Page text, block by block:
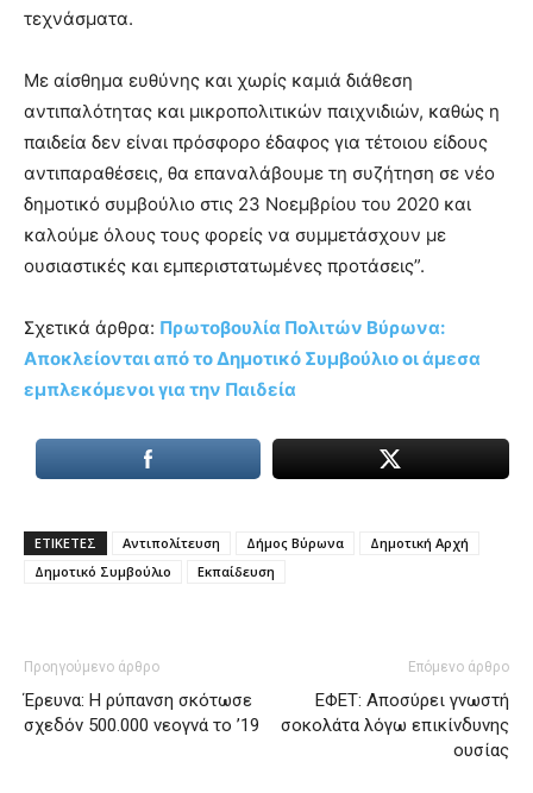
τεχνάσματα.
Με αίσθημα ευθύνης και χωρίς καμιά διάθεση
αντιπαλότητας και μικροπολιτικών παιχνιδιών, καθώς η
παιδεία δεν είναι πρόσφορο έδαφος για τέτοιου είδους
αντιπαραθέσεις, θα επαναλάβουμε τη συζήτηση σε νέο
δημοτικό συμβούλιο στις 23 Νοεμβρίου του 2020 και
καλούμε όλους τους φορείς να συμμετάσχουν με
ουσιαστικές και εμπεριστατωμένες προτάσεις”.
Σχετικά άρθρα: Πρωτοβουλία Πολιτών Βύρωνα:
Αποκλείονται από το Δημοτικό Συμβούλιο οι άμεσα
εμπλεκόμενοι για την Παιδεία
ΕΤΙΚΕΤΕΣ Αντιπολίτευση Δήμος Βύρωνα
Δημοτική Αρχή
Δημοτικό Συμβούλιο
Εκπαίδευση
Προηγούμενο άρθρο
Έρευνα: Η ρύπανση σκότωσε
σχεδόν 500.000 νεογνά το ’19
Επόμενο άρθρο
ΕΦΕΤ: Αποσύρει γνωστή
σοκολάτα λόγω επικίνδυνης
ουσίας